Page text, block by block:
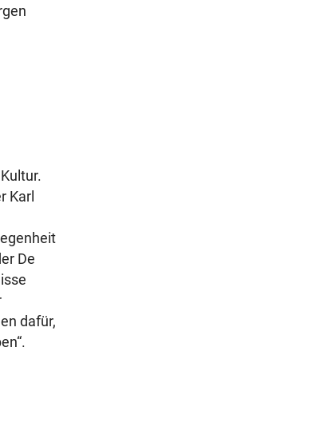
Karl
De
dafür,